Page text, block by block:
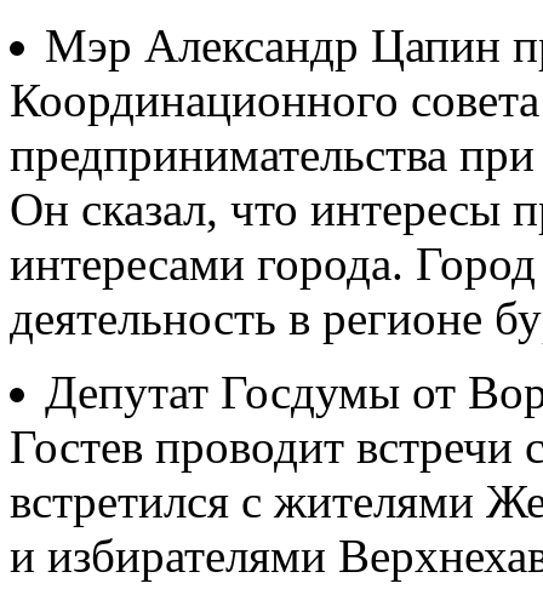
Мэр Александр Цапин
Координационного
предпринимательства
Он сказал, что интересы
интересами города.
деятельность в регионе
Депутат Госдумы от
Гостев проводит
встретился с жителями
и избирателями